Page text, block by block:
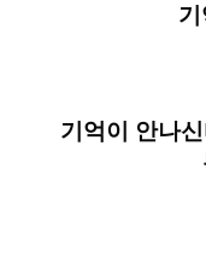
기억이 안나